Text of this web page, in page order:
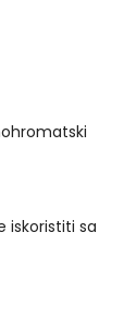
iskoristiti sa